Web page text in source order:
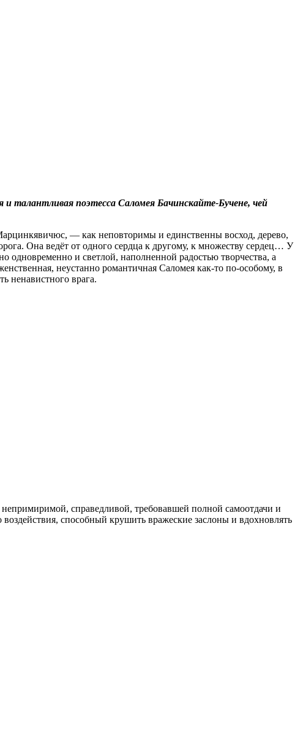
и талантливая поэтесса Саломея Бачинскайте-Бучене, чей
— как неповторимы и единственны восход, дерево,
Она ведёт от одного сердца к другому, к множеству сердец… У
и светлой, наполненной радостью творчества, а
неустанно романтичная Саломея как-то по-особому, в
ненавистного врага.
справедливой, требовавшей полной самоотдачи и
способный крушить вражеские заслоны и вдохновлять